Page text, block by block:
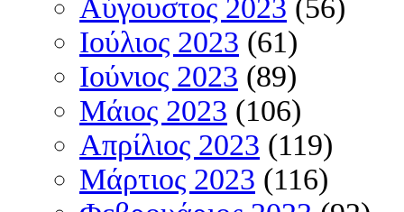
Αύγουστος 2023 (56)
Ιούλιος 2023 (61)
Ιούνιος 2023 (89)
Μάιος 2023 (106)
Απρίλιος 2023 (119)
Μάρτιος 2023 (116)